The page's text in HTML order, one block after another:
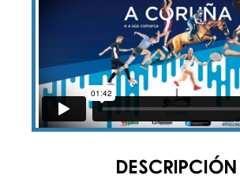
Descripción